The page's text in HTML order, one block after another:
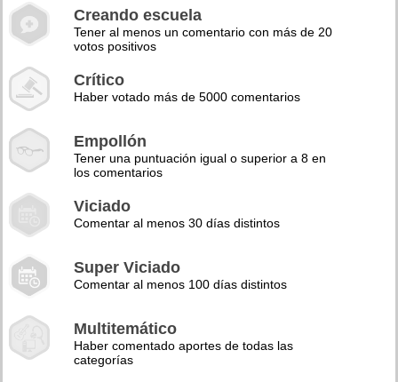
Creando escuela
Tener al menos un comentario con más de 20
votos positivos
Crítico
Haber votado más de 5000 comentarios
Empollón
Tener una puntuación igual o superior a 8 en
los comentarios
Viciado
Comentar al menos 30 días distintos
Super Viciado
Comentar al menos 100 días distintos
Multitemático
Haber comentado aportes de todas las
categorías